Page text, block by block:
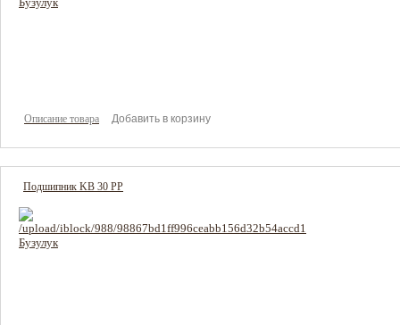
Описание товара
Подшипник KB 30 PP